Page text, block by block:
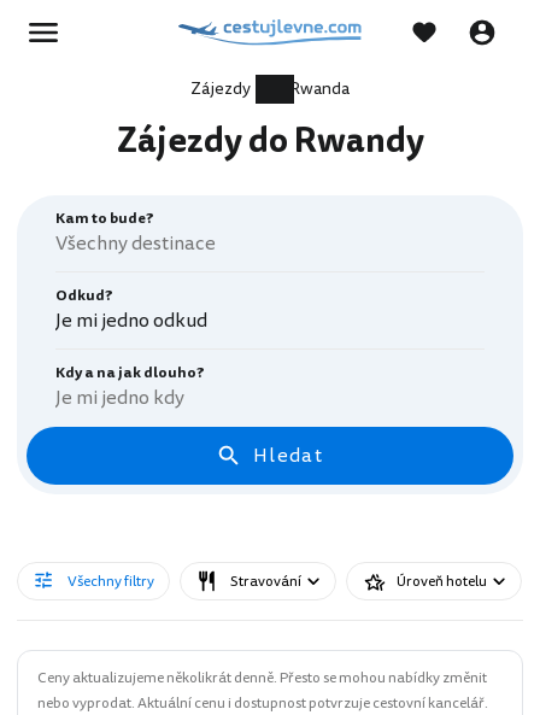
Zájezdy Rwanda
Zájezdy do Rwandy
Kam to bude?
Odkud?
Je mi jedno odkud
Kdy a na jak dlouho?
Je mi jedno kdy
Hledat
Všechny filtry Stravování Úroveň hotelu
Ceny aktualizujeme několikrát denně. Přesto se mohou nabídky změnit
nebo vyprodat. Aktuální cenu i dostupnost potvrzuje cestovní kancelář.